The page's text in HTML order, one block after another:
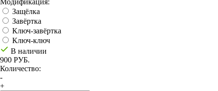
Модификация:
Защёлка
Завёртка
Ключ-завёртка
Ключ-ключ
В наличии
900 РУБ.
Количество:
-
+